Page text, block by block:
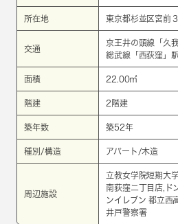
所在地 東京都杉並区宮前
交通
京王井の頭線 「 久
総武線 「 西荻窪 」
面積 22.00㎡
階建 2階建
築年数 築52年
種別/構造 アパート/木造
周辺施設
立教女学院短期大
南荻窪二丁目店,ド
ンイレブン 都立西
井戸警察署